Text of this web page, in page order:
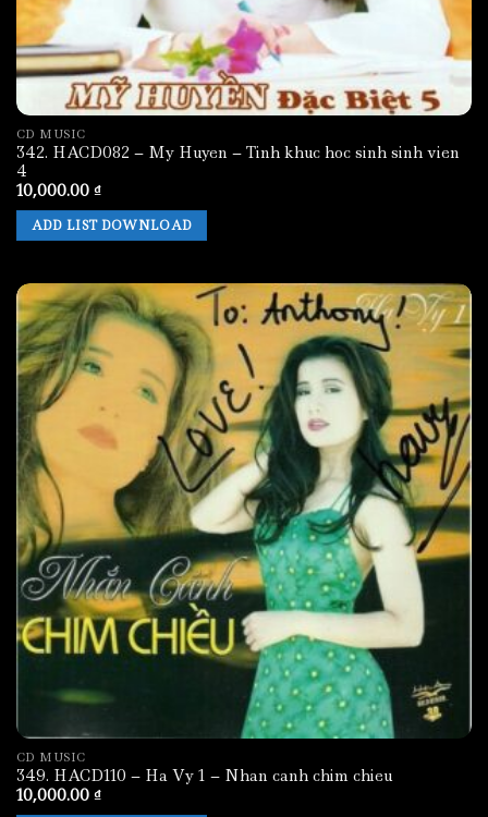
CD MUSIC
342. HACD082 – My Huyen – Tinh khuc hoc sinh sinh vien
4
10,000.00 ₫
ADD LIST DOWNLOAD
CD MUSIC
349. HACD110 – Ha Vy 1 – Nhan canh chim chieu
10,000.00 ₫